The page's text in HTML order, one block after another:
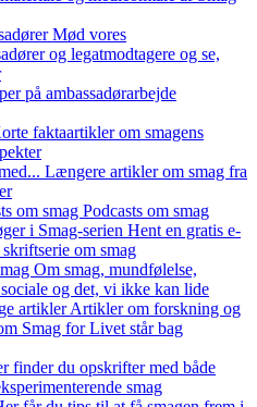
Mød vores
og legatmodtagere og se,
på ambassadørarbejde
faktaartikler om smagens
Længere artikler om smag fra
om smag Podcasts om smag
i Smag-serien Hent en gratis e-
om smag
Om smag, mundfølelse,
sociale og det, vi ikke kan lide
artiklerArtikler om forskning og
Smag for Livet står bag
finder du opskrifter med både
smag